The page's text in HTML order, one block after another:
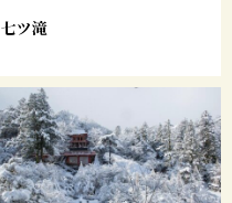
七ツ滝